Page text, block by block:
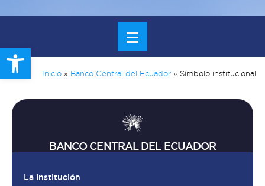
Open toolbar
Inicio » Banco Central del Ecuador » Símbolo institucional
BANCO CENTRAL DEL ECUADOR
La Institución